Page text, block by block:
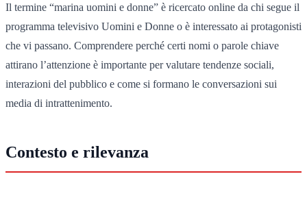
Il termine “marina uomini e donne” è ricercato online da chi segue il
programma televisivo Uomini e Donne o è interessato ai protagonisti
che vi passano. Comprendere perché certi nomi o parole chiave
attirano l’attenzione è importante per valutare tendenze sociali,
interazioni del pubblico e come si formano le conversazioni sui
media di intrattenimento.
Contesto e rilevanza